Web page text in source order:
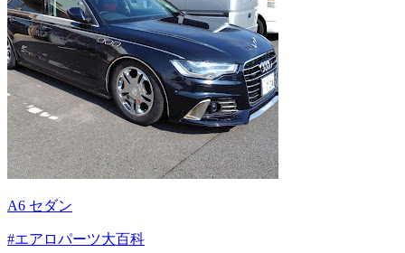
A6 セダン
#エアロパーツ大百科